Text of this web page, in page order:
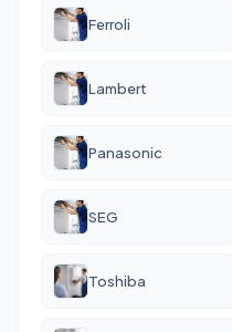
Ferroli
Lambert
Panasonic
SEG
Toshiba